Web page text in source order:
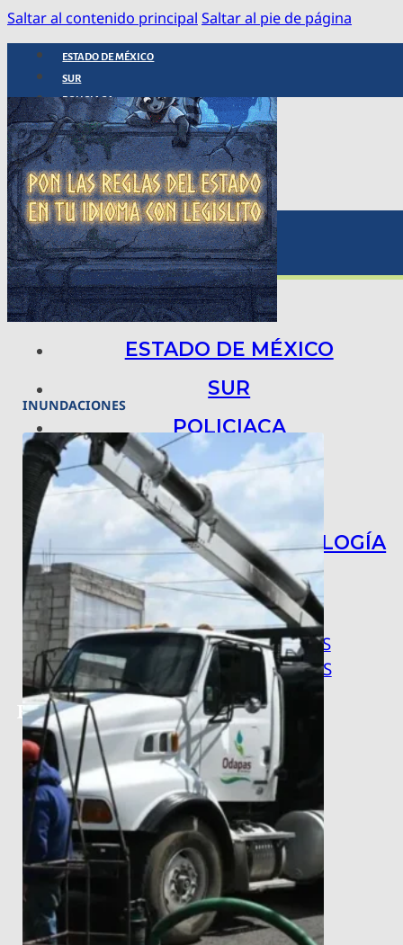
Saltar al contenido principal Saltar al pie de página
ESTADO DE MÉXICO
SUR
POLICIACA
NACIONAL
INTERNACIONAL
ARTE, CIENCIA Y TECNOLOGÍA
COLUMNAS
BAJO LA LUPA
RASTROS Y ROSTROS
VÍNCULOS ANIMALES
ESTADO DE MÉXICO
SUR
POLICIACA
NACIONAL
INTERNACIONAL
ARTE, CIENCIA Y TECNOLOGÍA
COLUMNAS
BAJO LA LUPA
RASTROS Y ROSTROS
VÍNCULOS ANIMALES
INUNDACIONES